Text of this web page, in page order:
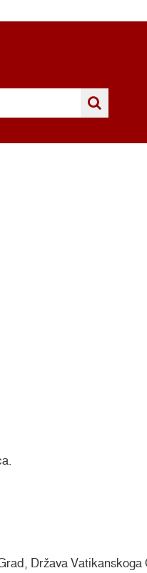
Država Vatikanskoga